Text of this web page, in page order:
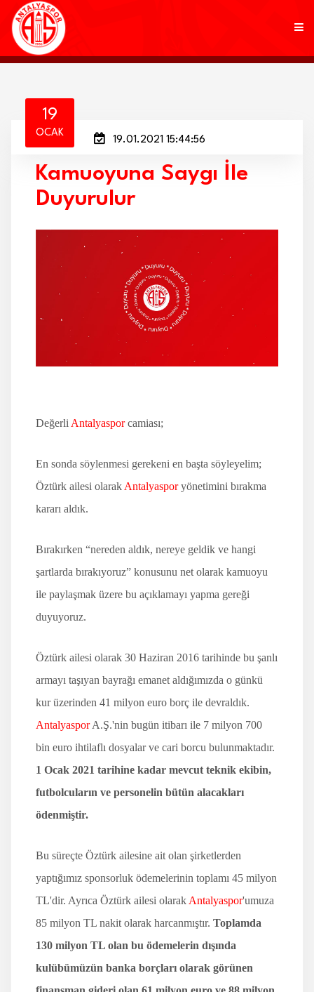
KULÜP
AKADEMİ
MARKALAR
19
OCAK
19.01.2021 15:44:56
Kamuoyuna Saygı İle
Duyurulur
Değerli Antalyasporcamiası;
En sonda söylenmesi gerekeni en başta söyleyelim;
Öztürk ailesi olarak Antalyasporyönetimini bırakma
kararı aldık.
Bırakırken “nereden aldık, nereye geldik ve hangi
şartlarda bırakıyoruz” konusunu net olarak kamuoyu
ile paylaşmak üzere bu açıklamayı yapma gereği
duyuyoruz.
Öztürk ailesi olarak 30 Haziran 2016 tarihinde bu şanlı
armayı taşıyan bayrağı emanet aldığımızda o günkü
kur üzerinden 41 milyon euro borç ile devraldık.
AntalyasporA.Ş.'nin bugün itibarı ile 7 milyon 700
bin euro ihtilaflı dosyalar ve cari borcu bulunmaktadır.
1 Ocak 2021 tarihine kadar mevcut teknik ekibin,
futbolcuların ve personelin bütün alacakları
ödenmiştir.
Bu süreçte Öztürk ailesine ait olan şirketlerden
yaptığımız sponsorluk ödemelerinin toplamı 45 milyon
TL'dir. Ayrıca Öztürk ailesi olarak Antalyaspor'umuza
85 milyon TL nakit olarak harcanmıştır. Toplamda
130 milyon TL olan bu ödemelerin dışında
kulübümüzün banka borçları olarak görünen